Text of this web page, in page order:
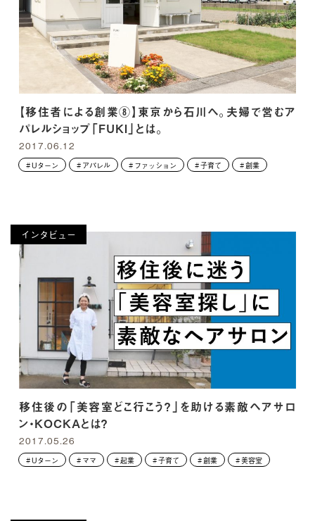
【移住者による創業⑧】東京から石川へ。夫婦で営むア
パレルショップ「FUKI」とは。
2017.06.12
Uターン アパレル ファッション 子育て 創業
移住後の「美容室どこ行こう？」を助ける素敵ヘアサロ
ン・KOCKAとは？
2017.05.26
Uターン ママ 起業 子育て 創業 美容室
インタビュー